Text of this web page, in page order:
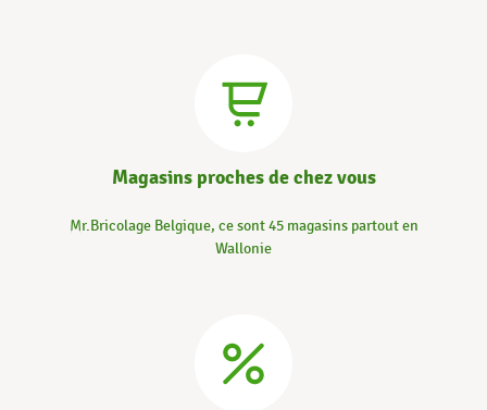
Magasins proches de chez vous
Mr.Bricolage Belgique, ce sont 45 magasins partout en
Wallonie